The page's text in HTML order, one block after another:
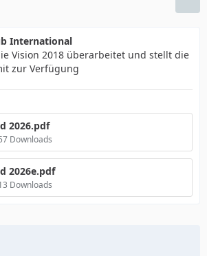
International
Vision 2018 überarbeitet und stellt die
zur Verfügung
2026.pdf
Downloads
2026e.pdf
Downloads